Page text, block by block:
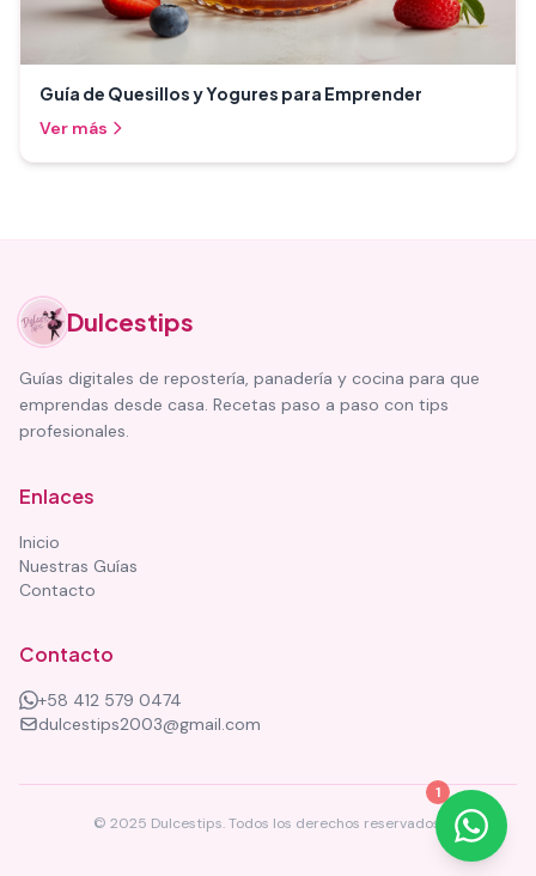
Guía de Quesillos y Yogures para Emprender
Ver más
Dulcestips
Guías digitales de repostería, panadería y cocina para que
emprendas desde casa. Recetas paso a paso con tips
profesionales.
Enlaces
Inicio
Nuestras Guías
Contacto
Contacto
+58 412 579 0474
dulcestips2003@gmail.com
© 2025 Dulcestips. Todos los derechos reservados.
1